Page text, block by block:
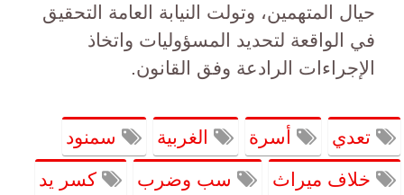
حيال المتهمين، وتولت النيابة العامة التحقيق
في الواقعة لتحديد المسؤوليات واتخاذ
الإجراءات الرادعة وفق القانون.
تعدي أسرة الغربية سمنود
خلاف ميراث سب وضرب كسر يد